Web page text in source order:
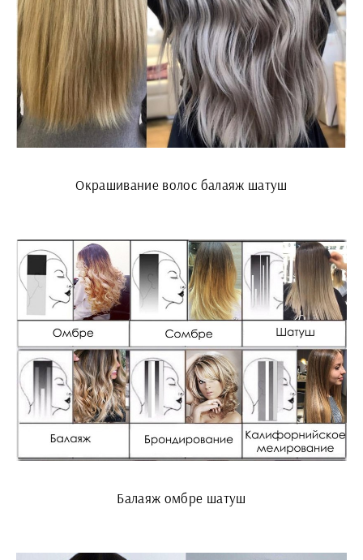
Окрашивание волос балаяж шатуш
Балаяж омбре шатуш